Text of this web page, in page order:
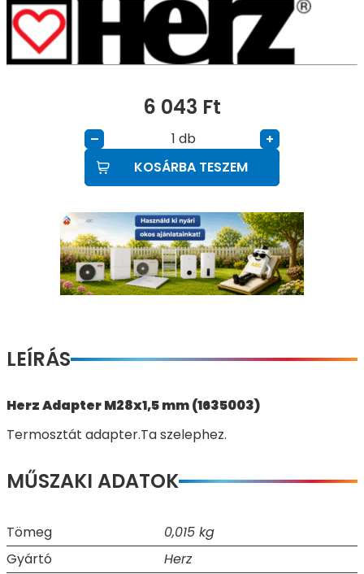
6 043 Ft
– db
+
KOSÁRBA TESZEM
LEÍRÁS
Herz Adapter M28x1,5 mm (1635003)
Termosztát adapter.Ta szelephez.
MŰSZAKI ADATOK
Tömeg
0,015 kg
Gyártó
Herz